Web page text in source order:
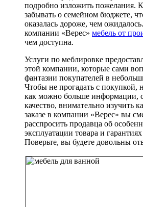
подробно изложить пожелания.
забывать о семейном бюджете,
оказалась дороже, чем
компании «Верес» мебель от
чем доступна.
Услуги по меблировке
этой компании, которые сами
фантазии покупателей в
Чтобы не прогадать с покупкой,
как можно больше информации,
качество, внимательно изучить
заказе в компании «Верес» вы
расспросить продавца об
эксплуатации товара и
Поверьте, вы будете довольны